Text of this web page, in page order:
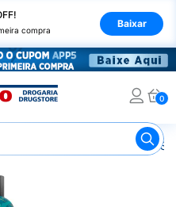
compra
Baixar
0
Cabelos Cacheados